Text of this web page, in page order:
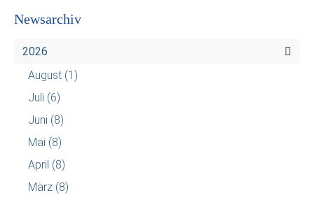
Newsarchiv
2026
August (1)
Juli (6)
Juni (8)
Mai (8)
April (8)
März (8)